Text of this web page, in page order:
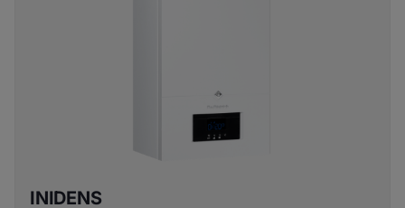
Débit spécifique en eau chaude sanitaire (L/min): 16,7
INIDENS